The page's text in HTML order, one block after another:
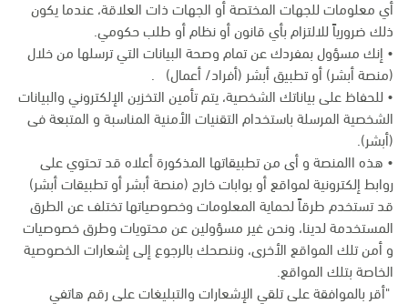
أي معلومات للجهات المختصة أو الجهات ذات العلاقة، عندما يكون
ذلك ضرورياً للالتزام بأي قانون أو نظام أو طلب حكومي.
• إنك مسؤول بمفردك عن تمام وصحة البيانات التي ترسلها من خلال
(منصة أبشر) أو تطبيق أبشر (أفراد/ أعمال) .
• للحفاظ على بياناتك الشخصية، يتم تأمين التخزين الإلكتروني والبيانات
الشخصية المرسلة باستخدام التقنيات الأمنية المناسبة و المتبعة فى
(أبشر).
• هذه االمنصة و أى من تطبيقاتها المذكورة أعلاه قد تحتوي على
روابط إلكترونية لمواقع أو بوابات خارج (منصة أبشر أو تطبيقات أبشر)
قد تستخدم طرقاً لحماية المعلومات وخصوصياتها تختلف عن الطرق
المستخدمة لدينا، ونحن غير مسؤولين عن محتويات وطرق خصوصيات
و أمن تلك المواقع الأخرى، وننصحك بالرجوع إلى إشعارات الخصوصية
الخاصة بتلك المواقع.
"أقر بالموافقة على تلقي الإشعارات والتبليغات على رقم هاتفي